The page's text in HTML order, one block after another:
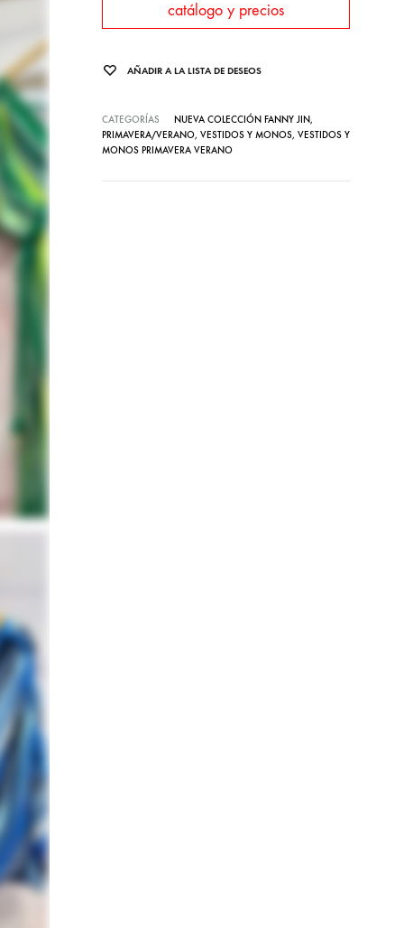
catálogo y precios
AÑADIR A LA LISTA DE DESEOS
CATEGORÍAS NUEVA COLECCIÓN FANNY JIN,
PRIMAVERA/VERANO, VESTIDOS Y MONOS, VESTIDOS Y
MONOS PRIMAVERA VERANO